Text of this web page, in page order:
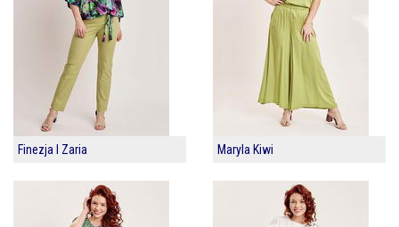
Finezja I Zaria Maryla Kiwi